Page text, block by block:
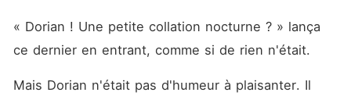
« Dorian ! Une petite collation nocturne ? » lança
ce dernier en entrant, comme si de rien n'était.
Mais Dorian n'était pas d'humeur à plaisanter. Il